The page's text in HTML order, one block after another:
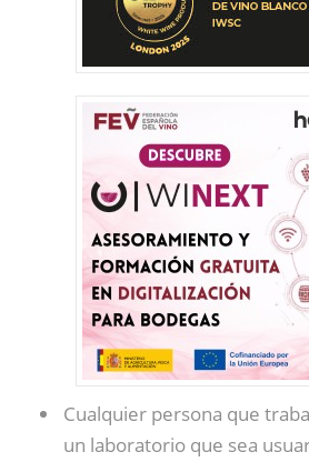
Cualquier persona que
un laboratorio que sea